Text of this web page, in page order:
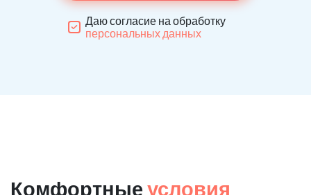
Даю согласие на обработку
персональных данных
Комфортные условия